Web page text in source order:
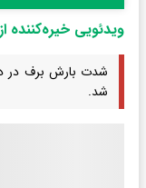
ویدئویی خیره‌کننده
شدت بارش برف در در
شد.